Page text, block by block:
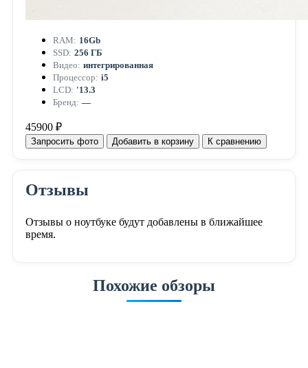
RAM: 16Gb
SSD: 256 ГБ
Видео: интегрированная
Процессор: i5
LCD: '13.3
Бренд: —
45900 ₽
Запросить фото Добавить в корзину К сравнению
Отзывы
Отзывы о ноутбуке будут добавлены в ближайшее
время.
Похожие обзоры